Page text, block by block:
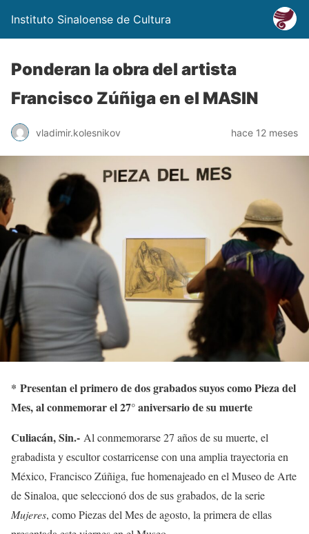
Instituto Sinaloense de Cultura
Ponderan la obra del artista
Francisco Zúñiga en el MASIN
vladimir.kolesnikov hace 12 meses
* Presentan el primero de dos grabados suyos como Pieza del
Mes, al conmemorar el 27° aniversario de su muerte
Culiacán, Sin.- Al conmemorarse 27 años de su muerte, el
grabadista y escultor costarricense con una amplia trayectoria en
México, Francisco Zúñiga, fue homenajeado en el Museo de Arte
de Sinaloa, que seleccionó dos de sus grabados, de la serie
Mujeres, como Piezas del Mes de agosto, la primera de ellas